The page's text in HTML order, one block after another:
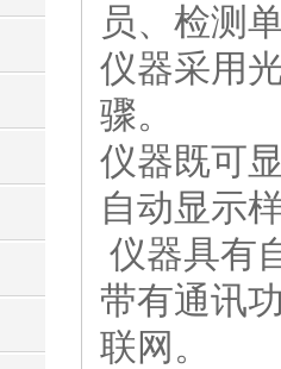
员、检测
仪器采用
骤。
仪器既可
自动显示
仪器具有
带有通讯
联网。